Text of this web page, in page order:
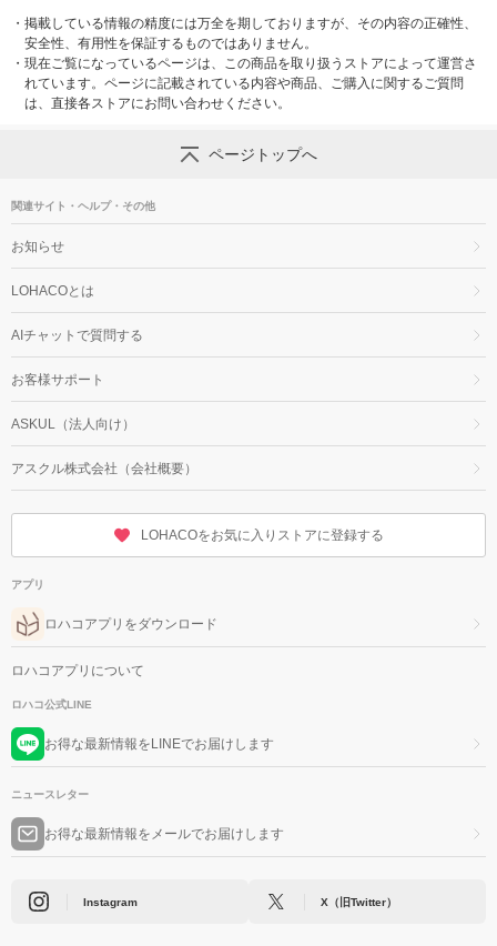
・ 掲載している情報の精度には万全を期しておりますが、その内容の正確性、
安全性、有用性を保証するものではありません。
・ 現在ご覧になっているページは、この商品を取り扱うストアによって運営さ
れています。ページに記載されている内容や商品、ご購入に関するご質問
は、直接各ストアにお問い合わせください。
ページトップへ
関連サイト・ヘルプ・その他
お知らせ
LOHACOとは
AIチャットで質問する
お客様サポート
ASKUL（法人向け）
アスクル株式会社（会社概要）
LOHACOをお気に入りストアに登録する
アプリ
ロハコアプリをダウンロード
ロハコアプリについて
ロハコ公式LINE
お得な最新情報をLINEでお届けします
ニュースレター
お得な最新情報をメールでお届けします
Instagram X（旧Twitter）